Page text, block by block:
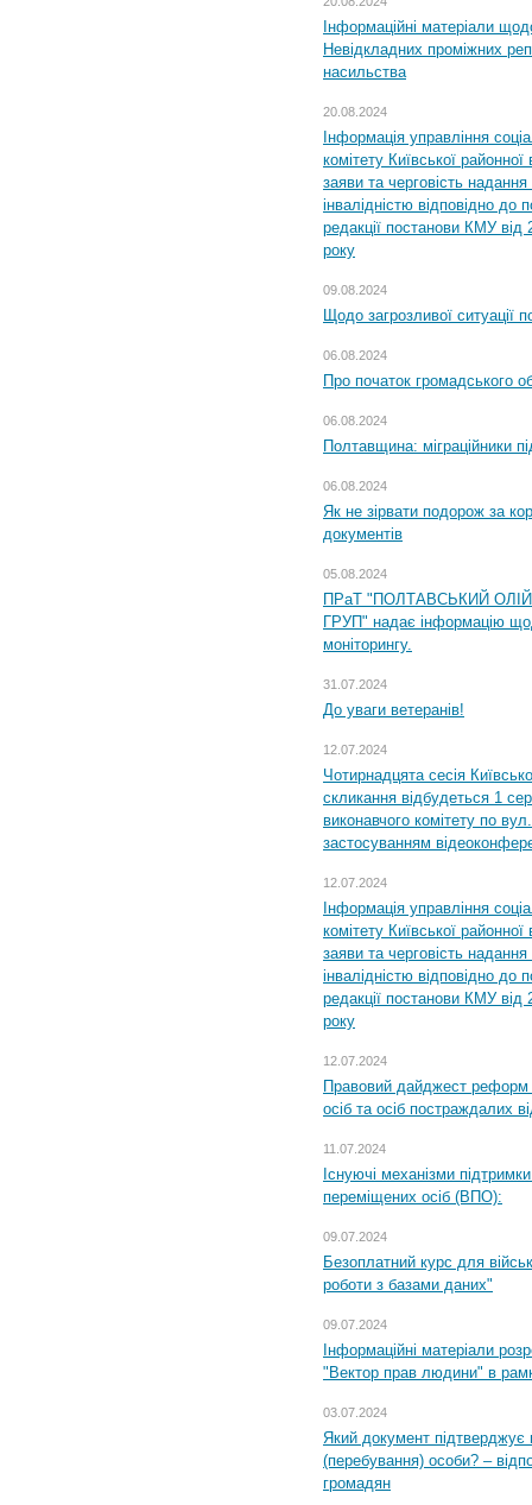
Інформаційні матеріали
Невідкладних проміжних
насильства
20.08.2024
Інформація управління
комітету Київської
заяви та черговість надання
інвалідністю відповідно
редакції постанови КМУ
року
09.08.2024
Щодо загрозливої ситуації
06.08.2024
Про початок громадського
06.08.2024
Полтавщина: міграційники
06.08.2024
Як не зірвати подорож за
документів
05.08.2024
ПРаТ "ПОЛТАВСЬКИЙ
ГРУП" надає інформацію
моніторингу.
31.07.2024
До уваги ветеранів!
12.07.2024
Чотирнадцята сесія
скликання відбудеться 1
виконавчого комітету по
застосуванням
12.07.2024
Інформація управління
комітету Київської
заяви та черговість надання
інвалідністю відповідно
редакції постанови КМУ
року
12.07.2024
Правовий дайджест реформ
осіб та осіб постраждалих
11.07.2024
Існуючі механізми
переміщених осіб (ВПО):
09.07.2024
Безоплатний курс для
роботи з базами даних"
09.07.2024
Інформаційні матеріали
"Вектор прав людини" в
03.07.2024
Який документ підтверджує
(перебування) особи? –
громадян